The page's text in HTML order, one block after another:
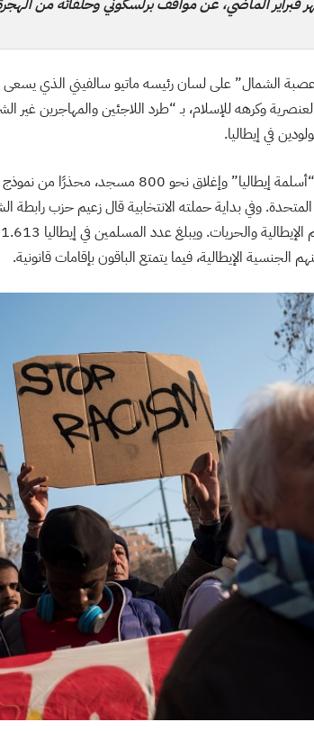
فبراير الماضي، عن مواقف برلسكوني وحلفائه من
الشمال” على لسان رئيسه ماتيو سالفيني الذي يسعى
وكرهه للإسلام، بـ “طرد اللاجئين والمهاجرين غير
في إيطاليا.
ودعا سالفيني إلى مواجهة “أسلمة إيطاليا”
وفي بداية حملته الانتخابية قال زعيم حزب رابطة
.